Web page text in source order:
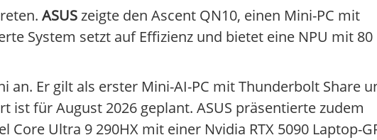
ASUSzeigte den Ascent QN10, einen Mini-PC mit
System setzt auf Effizienz und bietet eine NPU mit 80
an. Er gilt als erster Mini-AI-PC mit Thunderbolt Share
für August 2026 geplant. ASUS präsentierte zudem
Ultra 9 290HX mit einer Nvidia RTX 5090 Laptop-